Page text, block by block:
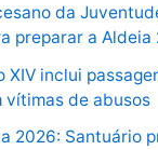
da
preparar a Aldeia
XIV inclui
vítimas de abusos
2026: Santuário